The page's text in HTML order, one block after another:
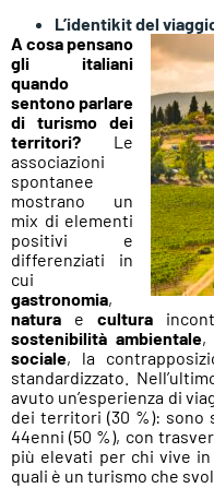
L’identikit del
A cosa pensano
gli italiani
quando
sentono parlare
di turismo dei
territori? Le
associazioni
spontanee
mostrano un
mix di elementi
positivi e
differenziati in
cui
gastronomia,
natura e cultura
sostenibilità ambientale,
sociale, la
standardizzato.
avuto un’esperienza di
dei territori (30 %): sono
44enni (50 %), con
più elevati per chi vive
quali è un turismo che